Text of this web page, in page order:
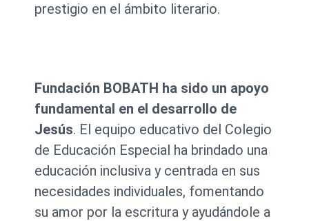
prestigio en el ámbito literario.
Fundación BOBATH ha sido un apoyo
fundamental en el desarrollo de
Jesús. El equipo educativo del Colegio
de Educación Especial ha brindado una
educación inclusiva y centrada en sus
necesidades individuales, fomentando
su amor por la escritura y ayudándole a